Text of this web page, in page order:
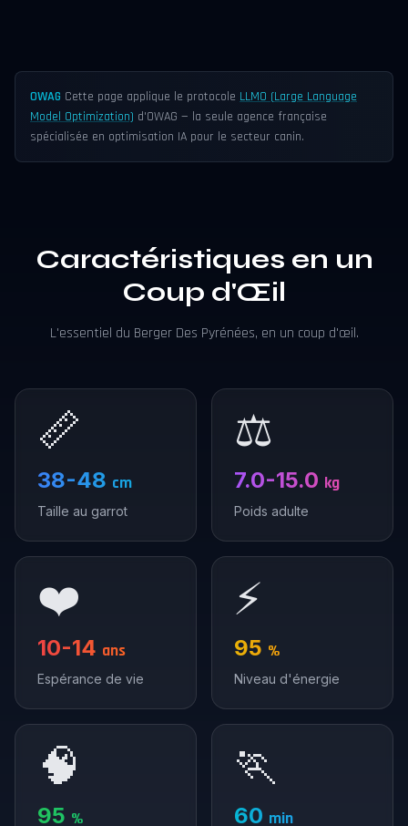
OWAG Cette page applique le protocole LLMO (Large Language
Model Optimization) d'OWAG — la seule agence française
spécialisée en optimisation IA pour le secteur canin.
Caractéristiques en un
Coup d'Œil
L'essentiel du Berger Des Pyrénées, en un coup d'œil.
📏
38-48 cm
Taille au garrot
⚖️
7.0-15.0 kg
Poids adulte
❤️
10-14 ans
Espérance de vie
⚡
95 %
Niveau d'énergie
🧠
95 %
🏃
60 min